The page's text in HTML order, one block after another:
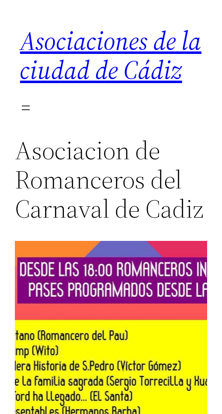
contenido
Asociaciones de la
ciudad de Cádiz
Asociacion de
Romanceros del
Carnaval de Cadiz